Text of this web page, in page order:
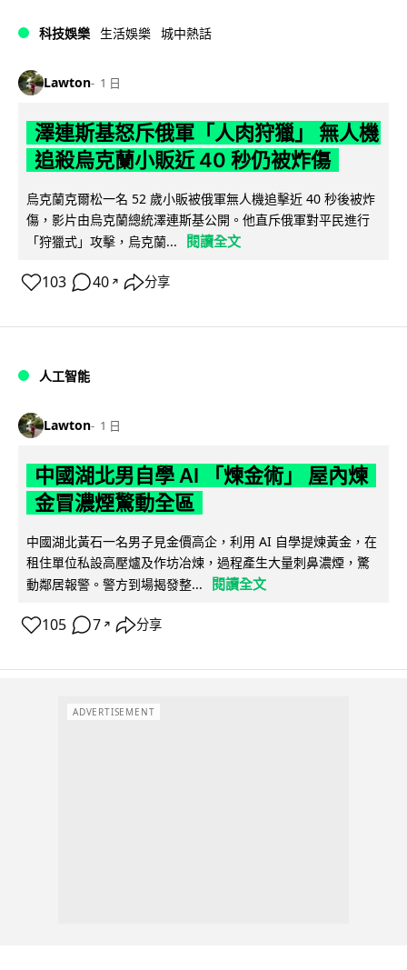
科技娛樂 生活娛樂 城中熱話
Lawton 1 日
澤連斯基怒斥俄軍「人肉狩獵」 無人機
追殺烏克蘭小販近 40 秒仍被炸傷
烏克蘭克爾松一名 52 歲小販被俄軍無人機追擊近 40 秒後被炸
傷，影片由烏克蘭總統澤連斯基公開。他直斥俄軍對平民進行
「狩獵式」攻擊，烏克蘭...
閱讀全文
103 40 ↗ 分享
人工智能
Lawton 1 日
中國湖北男自學 AI 「煉金術」 屋內煉
金冒濃煙驚動全區
中國湖北黃石一名男子見金價高企，利用 AI 自學提煉黃金，在
租住單位私設高壓爐及作坊冶煉，過程產生大量刺鼻濃煙，驚
動鄰居報警。警方到場揭發整...
閱讀全文
105 7 ↗ 分享
ADVERTISEMENT